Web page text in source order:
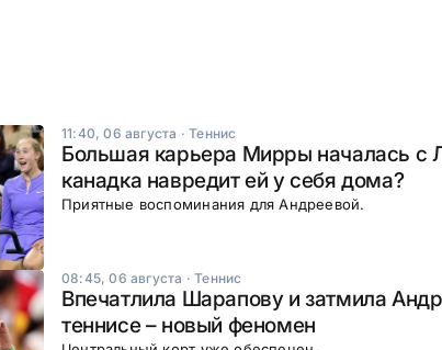
11:40, 06 августа ·Теннис
Большая карьера Мирры началась с
канадка навредит ей у себя дома?
Приятные воспоминания для Андреевой.
08:45, 06 августа ·Теннис
Впечатлила Шарапову и затмила
теннисе – новый феномен